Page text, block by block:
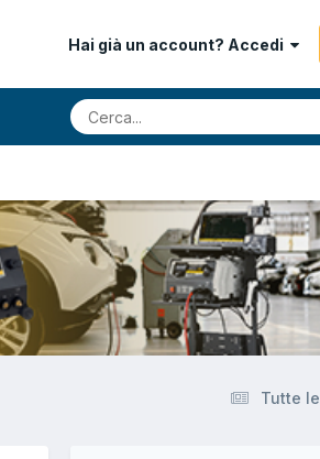
Hai già un account? Accedi
Tutte